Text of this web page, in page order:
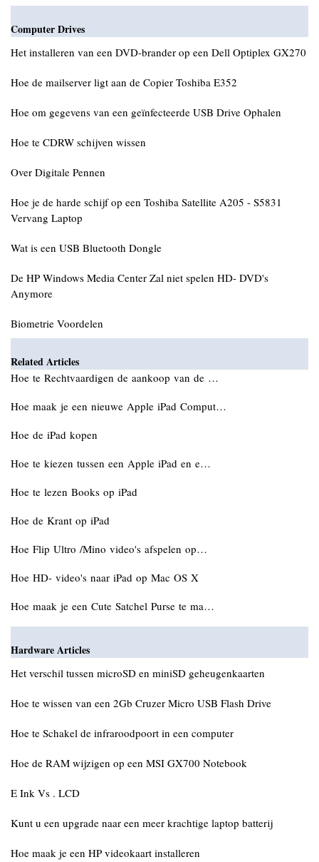
Computer Drives
Het installeren van een DVD-brander op een Dell Optiplex GX270
Hoe de mailserver ligt aan de Copier Toshiba E352
Hoe om gegevens van een geïnfecteerde USB Drive Ophalen
Hoe te CDRW schijven wissen
Over Digitale Pennen
Hoe je de harde schijf op een Toshiba Satellite A205 - S5831
Vervang Laptop
Wat is een USB Bluetooth Dongle
De HP Windows Media Center Zal niet spelen HD- DVD's
Anymore
Biometrie Voordelen
Related Articles
Hoe te Rechtvaardigen de aankoop van de …
Hoe maak je een nieuwe Apple iPad Comput…
Hoe de iPad kopen
Hoe te kiezen tussen een Apple iPad en e…
Hoe te lezen Books op iPad
Hoe de Krant op iPad
Hoe Flip Ultro /Mino video's afspelen op…
Hoe HD- video's naar iPad op Mac OS X
Hoe maak je een Cute Satchel Purse te ma…
Hardware Articles
Het verschil tussen microSD en miniSD geheugenkaarten
Hoe te wissen van een 2Gb Cruzer Micro USB Flash Drive
Hoe te Schakel de infraroodpoort in een computer
Hoe de RAM wijzigen op een MSI GX700 Notebook
E Ink Vs . LCD
Kunt u een upgrade naar een meer krachtige laptop batterij
Hoe maak je een HP videokaart installeren